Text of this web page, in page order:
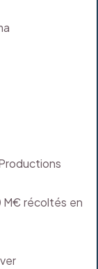
M€ récoltés en